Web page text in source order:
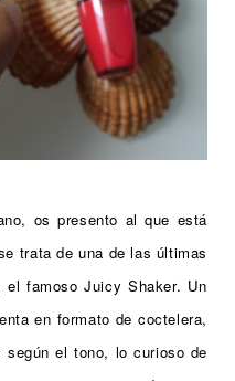
os presento al que está
trata de una de las últimas
el famoso Juicy Shaker. Un
en formato de coctelera,
el tono, lo curioso de